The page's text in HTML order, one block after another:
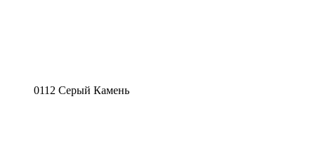
0112 Серый Камень